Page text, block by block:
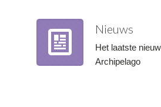
Nieuws
Het laatste
Archipelago